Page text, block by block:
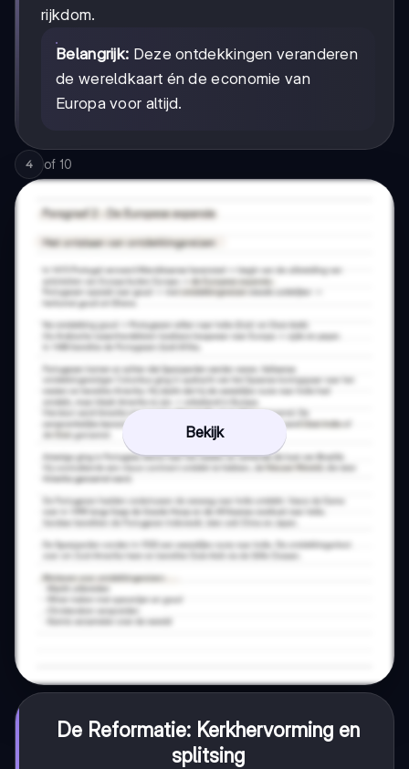
rijkdom.
Belangrijk: Deze ontdekkingen veranderen
de wereldkaart én de economie van
Europa voor altijd.
4 of 10
Bekijk
De Reformatie: Kerkhervorming en
splitsing